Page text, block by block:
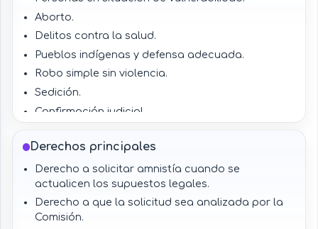
Aborto.
Delitos contra la salud.
Pueblos indígenas y defensa adecuada.
Robo simple sin violencia.
Sedición.
Confirmación judicial.
Derechos principales
Derecho a solicitar amnistía cuando se
actualicen los supuestos legales.
Derecho a que la solicitud sea analizada por la
Comisión.